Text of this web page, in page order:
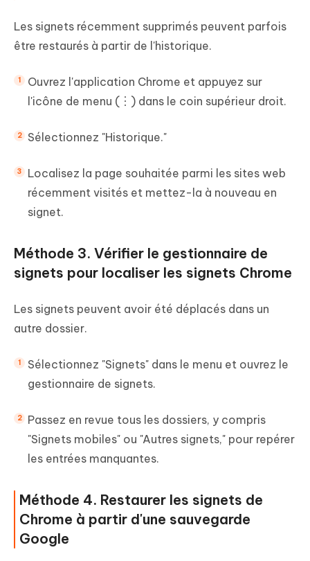
Les signets récemment supprimés peuvent parfois
être restaurés à partir de l'historique.
Ouvrez l'application Chrome et appuyez sur
l'icône de menu (︙) dans le coin supérieur droit.
Sélectionnez "Historique."
Localisez la page souhaitée parmi les sites web
récemment visités et mettez-la à nouveau en
signet.
Méthode 3. Vérifier le gestionnaire de
signets pour localiser les signets Ⅽhrome
Les signets peuvent avoir été déplacés dans un
autre dossier.
Sélectionnez "Signets" dans le menu et ouvrez le
gestionnaire de signets.
Passez en revue tous les dossiers, y compris
"Signets mobiles" ou "Autres signets," pour repérer
les entrées manquantes.
Méthode 4. Restaurer les signets de
Chrome à partir d'une sauvegarde
Google